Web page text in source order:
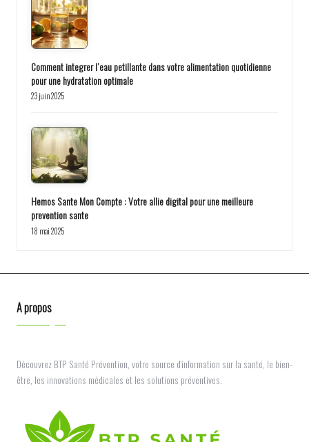
Comment integrer l’eau petillante dans votre alimentation quotidienne
pour une hydratation optimale
23 juin 2025
Hemos Sante Mon Compte : Votre allie digital pour une meilleure
prevention sante
18 mai 2025
A propos
Découvrez BTP Santé Prévention, votre source d'information sur la santé, le bien-
être, les innovations médicales et les solutions préventives.